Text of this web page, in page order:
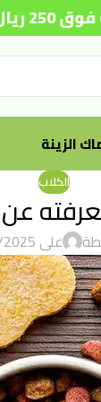
|
🎁
الزينة
الكلاب
على 22/09/2025